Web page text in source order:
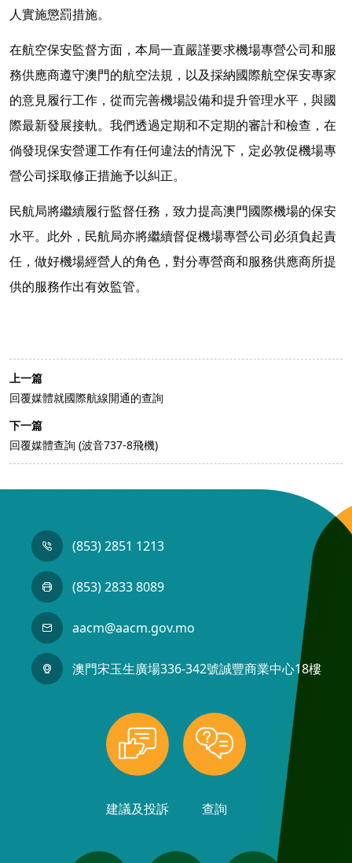
人實施懲罰措施。
在航空保安監督方面，本局一直嚴謹要求機場專營公司和服
務供應商遵守澳門的航空法規，以及採納國際航空保安專家
的意見履行工作，從而完善機場設備和提升管理水平，與國
際最新發展接軌。我們透過定期和不定期的審計和檢查，在
倘發現保安營運工作有任何違法的情況下，定必敦促機場專
營公司採取修正措施予以糾正。
民航局將繼續履行監督任務，致力提高澳門國際機場的保安
水平。此外，民航局亦將繼續督促機場專營公司必須負起責
任，做好機場經營人的角色，對分專營商和服務供應商所提
供的服務作出有效監管。
上一篇
回覆媒體就國際航線開通的查詢
下一篇
回覆媒體查詢 (波音737-8飛機)
(853) 2851 1213
(853) 2833 8089
aacm@aacm.gov.mo
澳門宋玉生廣場336-342號誠豐商業中心18樓
建議及投訴 查詢